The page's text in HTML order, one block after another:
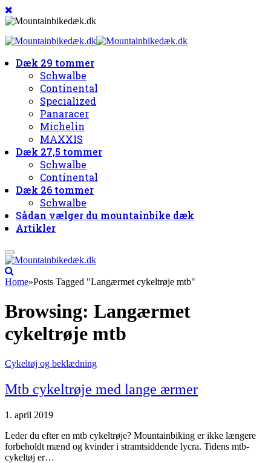
Dæk 29 tommer
Schwalbe
Continental
Specialized
Panaracer
Michelin
MAXXIS
Dæk 27,5 tommer
Schwalbe
Continental
Dæk 26 tommer
Schwalbe
Sådan vælger du mountainbike dæk
Artikler
Home»Posts Tagged "Langærmet cykeltrøje mtb"
Browsing: Langærmet
cykeltrøje mtb
Cykeltøj og beklædning
Mtb cykeltrøje med lange ærmer
1. april 2019
Leder du efter en mtb cykeltrøje? Mountainbiking er ikke længere
forbeholdt mænd og kvinder i stramtsiddende lycra. Tidens mtb-
cykeltøj er…